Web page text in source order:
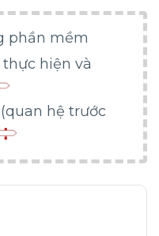
phần mềm
hiện và
hệ trước